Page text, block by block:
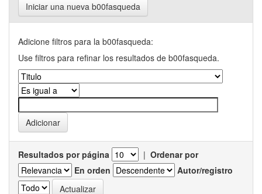
Iniciar una nueva b00fasqueda
Adicione filtros para la b00fasqueda:
Use filtros para refinar los resultados de b00fasqueda.
Resultados por página | Ordenar por
En orden
Autor/registro